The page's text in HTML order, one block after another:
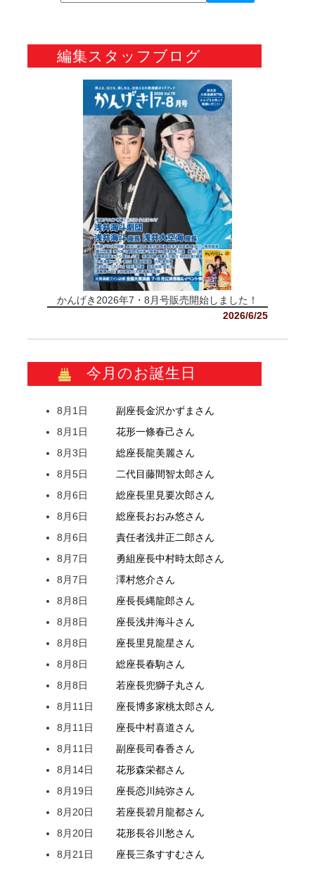
編集スタッフブログ
かんげき2026年7・8月号販売開始しました！
2026/6/25
今月のお誕生日
8月1日 副座長金沢かずま さん
8月1日
花形一條春己さん
8月3日
総座長龍美麗さん
8月5日
二代目藤間智太郎さん
8月6日
総座長里見要次郎さん
8月6日
総座長おおみ悠さん
8月6日
責任者浅井正二郎さん
8月7日
勇組座長中村時太郎さん
8月7日
澤村悠介さん
8月8日
座長長縄龍郎さん
8月8日
座長浅井海斗さん
8月8日
座長里見龍星さん
8月8日
総座長春駒さん
8月8日
若座長兜獅子丸さん
8月11日
座長博多家桃太郎さん
8月11日
座長中村喜道さん
8月11日
副座長司春香さん
8月14日
花形森栄都さん
8月19日
座長恋川純弥さん
8月20日
若座長碧月龍都さん
8月20日
花形長谷川愁さん
8月21日
座長三条すすむさん